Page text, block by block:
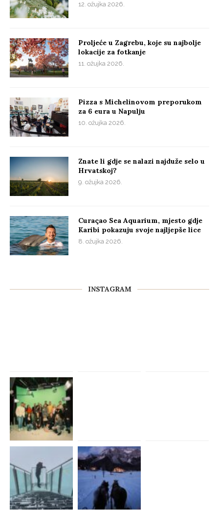
12. ožujka 2026.
Proljeće u Zagrebu, koje su najbolje
lokacije za fotkanje
11. ožujka 2026.
Pizza s Michelinovom preporukom
za 6 eura u Napulju
10. ožujka 2026.
Znate li gdje se nalazi najduže selo u
Hrvatskoj?
9. ožujka 2026.
Curaçao Sea Aquarium, mjesto gdje
Karibi pokazuju svoje najljepše lice
8. ožujka 2026.
INSTAGRAM